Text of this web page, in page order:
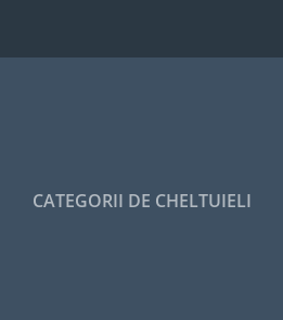
CATEGORII DE CHELTUIELI